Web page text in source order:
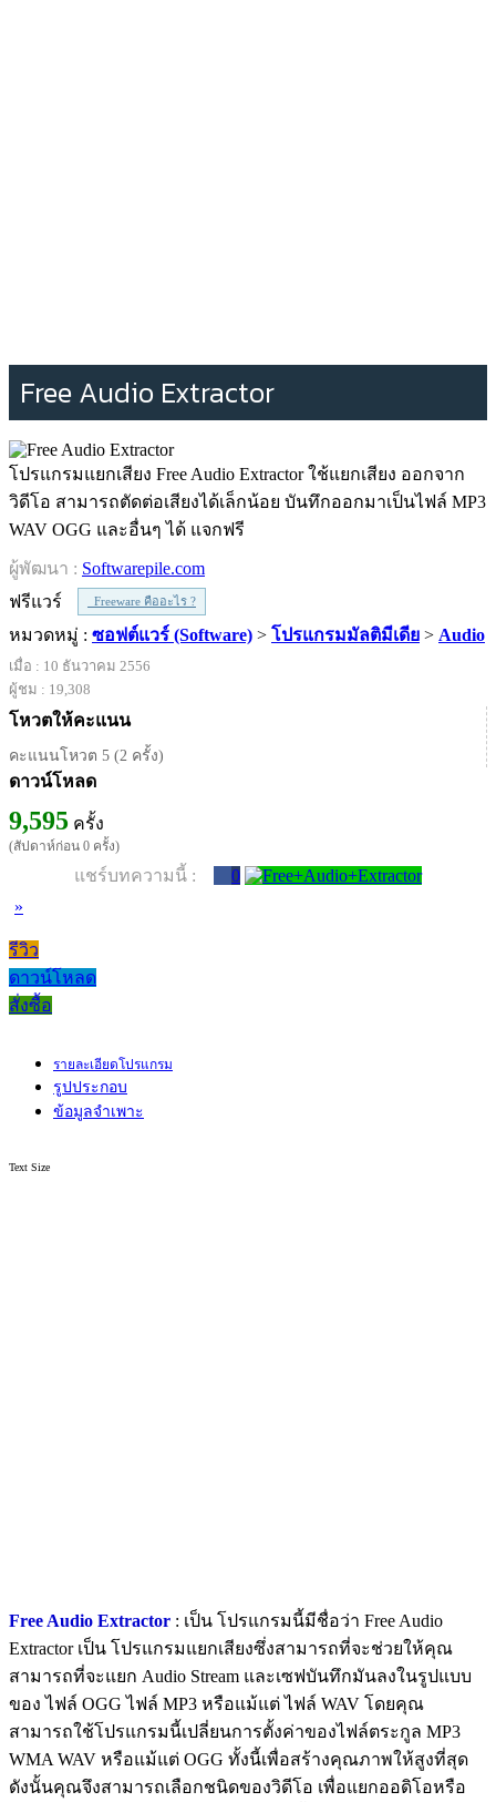
Free Audio Extractor
โปรแกรมแยกเสียง Free Audio Extractor ใช้แยกเสียง ออกจาก
วิดีโอ สามารถตัดต่อเสียงได้เล็กน้อย บันทึกออกมาเป็นไฟล์ MP3
WAV OGG และอื่นๆ ได้ แจกฟรี
ผู้พัฒนา : Softwarepile.com
ฟรีแวร์
Freeware คืออะไร ?
หมวดหมู่ : ซอฟต์แวร์ (Software) > โปรแกรมมัลติมีเดีย > Audio
เมื่อ : 10 ธันวาคม 2556
ผู้ชม : 19,308
โหวตให้คะแนน
คะแนนโหวต 5 (2 ครั้ง)
ดาวน์โหลด
9,595 ครั้ง
(สัปดาห์ก่อน 0 ครั้ง)
แชร์บทความนี้ :
0
»
รีวิว
ดาวน์โหลด
สั่งซื้อ
รายละเอียดโปรแกรม
รูปประกอบ
ข้อมูลจำเพาะ
Text Size
Free Audio Extractor : เป็น โปรแกรมนี้มีชื่อว่า Free Audio
Extractor เป็น โปรแกรมแยกเสียงซึ่งสามารถที่จะช่วยให้คุณ
สามารถที่จะแยก Audio Stream และเซฟบันทึกมันลงในรูปแบบ
ของ ไฟล์ OGG ไฟล์ MP3 หรือแม้แต่ ไฟล์ WAV โดยคุณ
สามารถใช้โปรแกรมนี้เปลี่ยนการตั้งค่าของไฟล์ตระกูล MP3
WMA WAV หรือแม้แต่ OGG ทั้งนี้เพื่อสร้างคุณภาพให้สูงที่สุด
ดังนั้นคุณจึงสามารถเลือกชนิดของวิดีโอ เพื่อแยกออดิโอหรือ